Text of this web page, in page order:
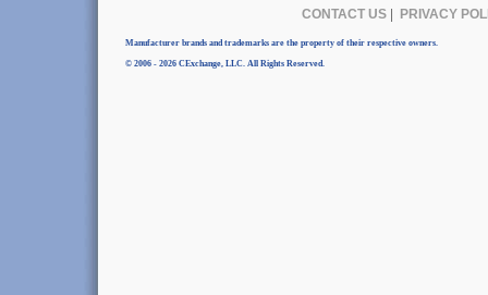
CONTACT US| PRIVACY
Manufacturer brands and trademarks are the property of their respective owners.
© 2006 - 2026 CExchange, LLC. All Rights Reserved.